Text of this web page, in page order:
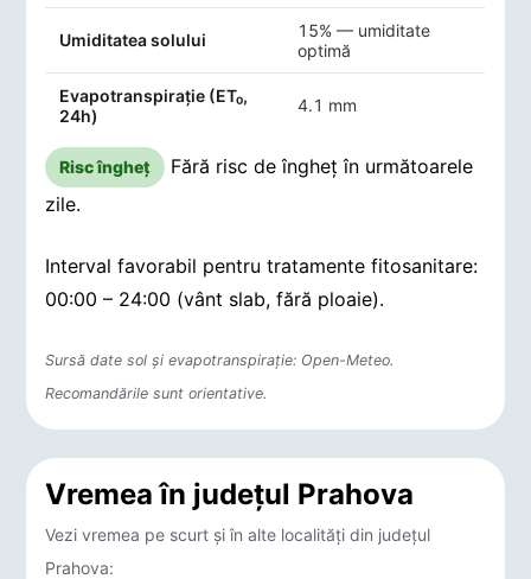
Umiditatea solului
15% — umiditate
optimă
Evapotranspirație (ET₀,
24h)
4.1 mm
Risc îngheț
Fără risc de îngheț în următoarele
zile.
Interval favorabil pentru tratamente fitosanitare:
00:00 – 24:00 (vânt slab, fără ploaie).
Sursă date sol și evapotranspirație: Open-Meteo.
Recomandările sunt orientative.
Vremea în județul Prahova
Vezi vremea pe scurt și în alte localități din județul
Prahova: